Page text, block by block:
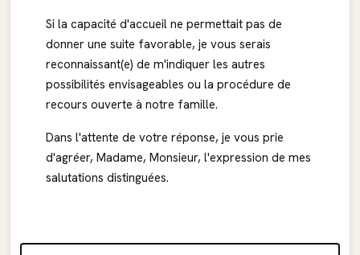
Si la capacité d'accueil ne permettait pas de
donner une suite favorable, je vous serais
reconnaissant(e) de m'indiquer les autres
possibilités envisageables ou la procédure de
recours ouverte à notre famille.
Dans l'attente de votre réponse, je vous prie
d'agréer, Madame, Monsieur, l'expression de mes
salutations distinguées.